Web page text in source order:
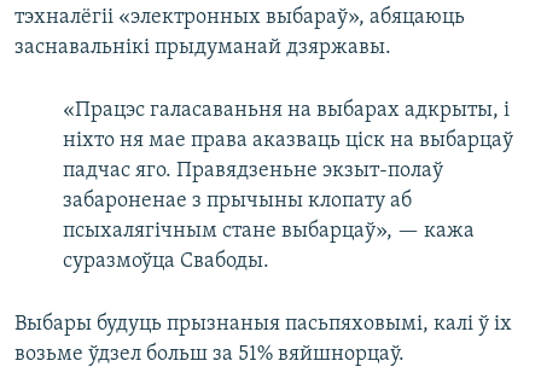
тэхналёгіі «электронных выбараў», абяцаюць
заснавальнікі прыдуманай дзяржавы.
«Працэс галасаваньня на выбарах адкрыты, і
ніхто ня мае права аказваць ціск на выбарцаў
падчас яго. Правядзеньне экзыт-полаў
забароненае з прычыны клопату аб
псыхалягічным стане выбарцаў», — кажа
суразмоўца Свабоды.
Выбары будуць прызнаныя пасьпяховымі, калі ў іх
возьме ўдзел больш за 51% вяйшнорцаў.